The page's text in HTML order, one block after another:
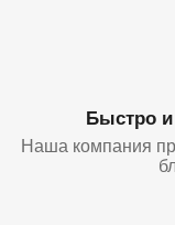
Быстро и
Наша компания